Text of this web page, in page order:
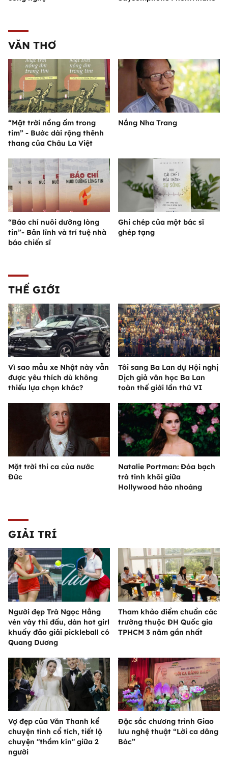
VĂN THƠ
“Mặt trời nồng ấm trong
tim” - Bước dài rộng thênh
thang của Châu La Việt
Nắng Nha Trang
“Báo chí nuôi dưỡng lòng
tin”- Bản lĩnh và trí tuệ nhà
báo chiến sĩ
Ghi chép của một bác sĩ
ghép tạng
THẾ GIỚI
Vì sao mẫu xe Nhật này vẫn
được yêu thích dù không
thiếu lựa chọn khác?
Tôi sang Ba Lan dự Hội nghị
Dịch giả văn học Ba Lan
toàn thế giới lần thứ VI
Mặt trời thi ca của nước
Đức
Natalie Portman: Đóa bạch
trà tinh khôi giữa
Hollywood hào nhoáng
GIẢI TRÍ
Người đẹp Trà Ngọc Hằng
vén váy thi đấu, dàn hot girl
khuấy đảo giải pickleball có
Quang Dương
Tham khảo điểm chuẩn các
trường thuộc ĐH Quốc gia
TPHCM 3 năm gần nhất
Vợ đẹp của Văn Thanh kể
chuyện tình cổ tích, tiết lộ
chuyện "thầm kín" giữa 2
người
Đặc sắc chương trình Giao
lưu nghệ thuật “Lời ca dâng
Bác”